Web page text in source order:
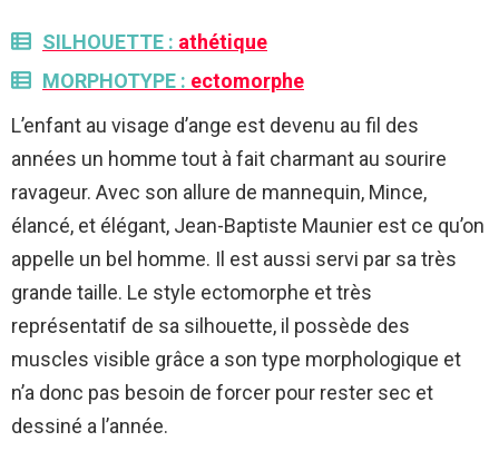
SILHOUETTE : athétique
MORPHOTYPE : ectomorphe
L’enfant au visage d’ange est devenu au fil des
années un homme tout à fait charmant au sourire
ravageur. Avec son allure de mannequin, Mince,
élancé, et élégant, Jean-Baptiste Maunier est ce qu’on
appelle un bel homme. Il est aussi servi par sa très
grande taille. Le style ectomorphe et très
représentatif de sa silhouette, il possède des
muscles visible grâce a son type morphologique et
n’a donc pas besoin de forcer pour rester sec et
dessiné a l’année.